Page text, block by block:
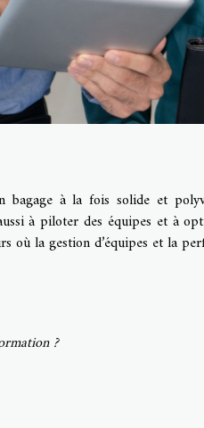
bagage à la fois solide et
à piloter des équipes et à
où la gestion d’équipes et la
?